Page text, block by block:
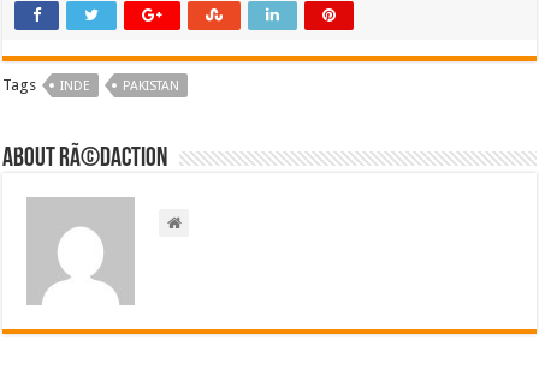
Tags INDE PAKISTAN
About RÃ©daction